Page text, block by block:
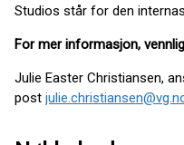
Studios står for den
For mer informasjon,
Julie Easter Christiansen,
post